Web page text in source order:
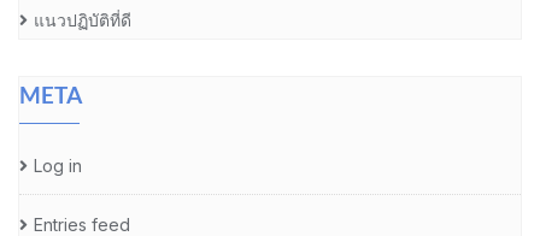
แนวปฏิบัติที่ดี
META
Log in
Entries feed